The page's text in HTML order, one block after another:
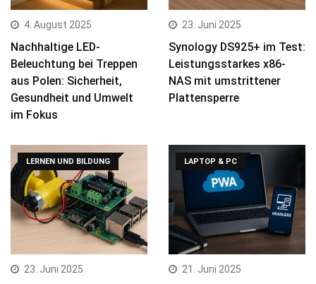
4. August 2025
Nachhaltige LED-
Beleuchtung bei Treppen
aus Polen: Sicherheit,
Gesundheit und Umwelt
im Fokus
23. Juni 2025
Synology DS925+ im Test:
Leistungsstarkes x86-
NAS mit umstrittener
Plattensperre
LERNEN UND BILDUNG
23. Juni 2025
LAPTOP & PC
21. Juni 2025